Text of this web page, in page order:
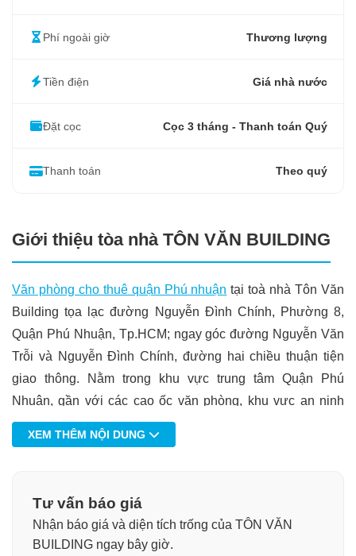
Phí ngoài giờ Thương lượng
Tiền điện Giá nhà nước
Đặt cọc Cọc 3 tháng - Thanh toán Quý
Thanh toán Theo quý
Giới thiệu tòa nhà TÔN VĂN BUILDING
Văn phòng cho thuê quận Phú nhuận tại toà nhà Tôn Văn
Building tọa lạc đường Nguyễn Đình Chính, Phường 8,
Quận Phú Nhuận, Tp.HCM; ngay góc đường Nguyễn Văn
Trỗi và Nguyễn Đình Chính, đường hai chiều thuận tiện
giao thông. Nằm trong khu vực trung tâm Quận Phú
Nhuận, gần với các cao ốc văn phòng, khu vực an ninh
cao, với mặt tiền đường rộng có thể đậu xe hơi.
Cách sân bay Tân Sơn Nhất (15 phút đi xe máy).
Cách Centre Point (4 phút đi xe máy).
XEM THÊM NỘI DUNG
Tư vấn báo giá
Nhận báo giá và diện tích trống của TÔN VĂN
BUILDING ngay bây giờ.